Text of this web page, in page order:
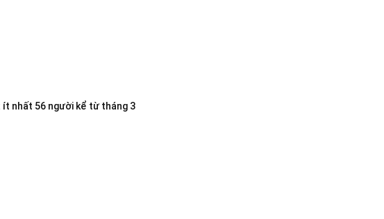
ít nhất 56 người kể từ tháng 3